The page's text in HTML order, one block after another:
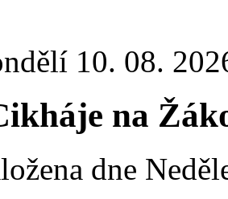
10. 08.
na
dne